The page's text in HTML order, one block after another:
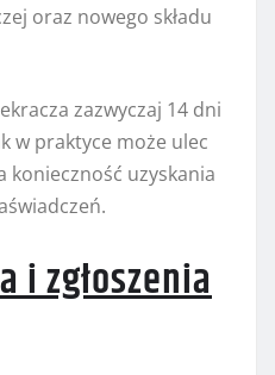
oraz nowego składu
zazwyczaj 14 dni
w praktyce może ulec
konieczność uzyskania
i zgłoszenia